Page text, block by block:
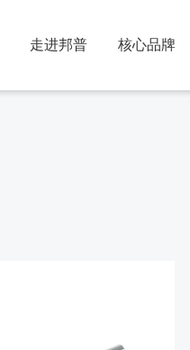
走进邦普 核心品牌